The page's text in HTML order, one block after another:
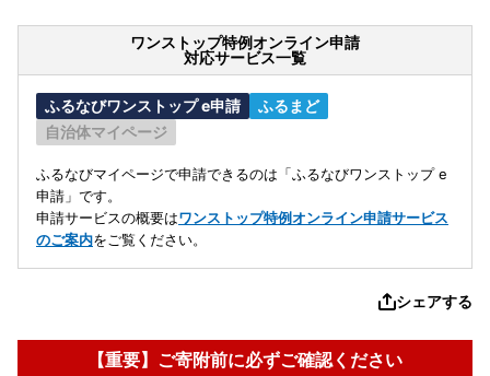
ワンストップ特例オンライン申請
対応サービス一覧
ふるなびワンストップ e申請
ふるまど
自治体マイページ
ふるなびマイページで申請できるのは「ふるなびワンストップ e
申請」です。
申請サービスの概要はワンストップ特例オンライン申請サービス
のご案内をご覧ください。
シェアする
【重要】ご寄附前に必ずご確認ください